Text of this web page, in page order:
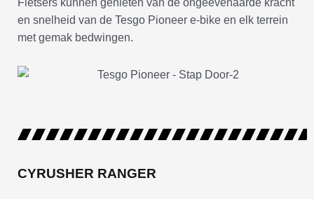
Fietsers kunnen genieten van de ongeëvenaarde kracht
en snelheid van de Tesgo Pioneer e-bike en elk terrein
met gemak bedwingen.
CYRUSHER RANGER